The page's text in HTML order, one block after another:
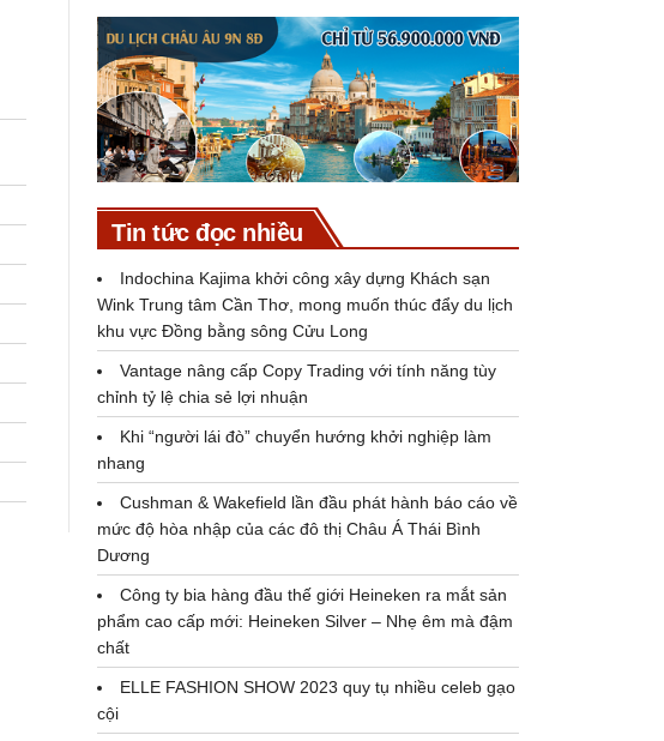
Tin tức đọc nhiều
Indochina Kajima khởi công xây dựng Khách sạn
Wink Trung tâm Cần Thơ, mong muốn thúc đẩy du lịch
khu vực Đồng bằng sông Cửu Long
Vantage nâng cấp Copy Trading với tính năng tùy
chỉnh tỷ lệ chia sẻ lợi nhuận
Khi “người lái đò” chuyển hướng khởi nghiệp làm
nhang
Cushman & Wakefield lần đầu phát hành báo cáo về
mức độ hòa nhập của các đô thị Châu Á Thái Bình
Dương
Công ty bia hàng đầu thế giới Heineken ra mắt sản
phẩm cao cấp mới: Heineken Silver – Nhẹ êm mà đậm
chất
ELLE FASHION SHOW 2023 quy tụ nhiều celeb gạo
cội